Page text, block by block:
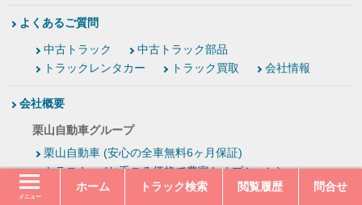
メニュー
ホーム トラック検索 閲覧履歴 問合せ
よくあるご質問
中古トラック
中古トラック部品
トラックレンタカー
トラック買取 会社情報
会社概要
栗山自動車グループ
栗山自動車 (安心の全車無料6ヶ月保証)
トラスキー (お手ごろ価格で豊富なオプション)
ワンプラストア (現状販売だから圧倒的ロープライス)